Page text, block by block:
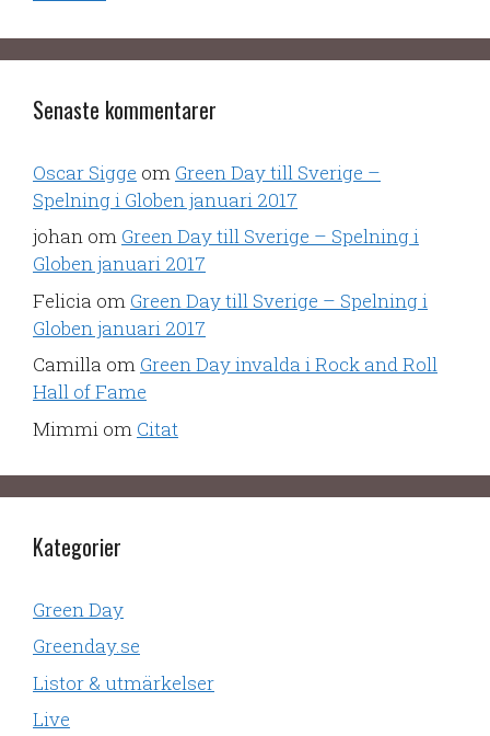
Senaste kommentarer
Oscar Sigge om Green Day till Sverige –
Spelning i Globen januari 2017
johan om Green Day till Sverige – Spelning i
Globen januari 2017
Felicia om Green Day till Sverige – Spelning i
Globen januari 2017
Camilla om Green Day invalda i Rock and Roll
Hall of Fame
Mimmi om Citat
Kategorier
Green Day
Greenday.se
Listor & utmärkelser
Live